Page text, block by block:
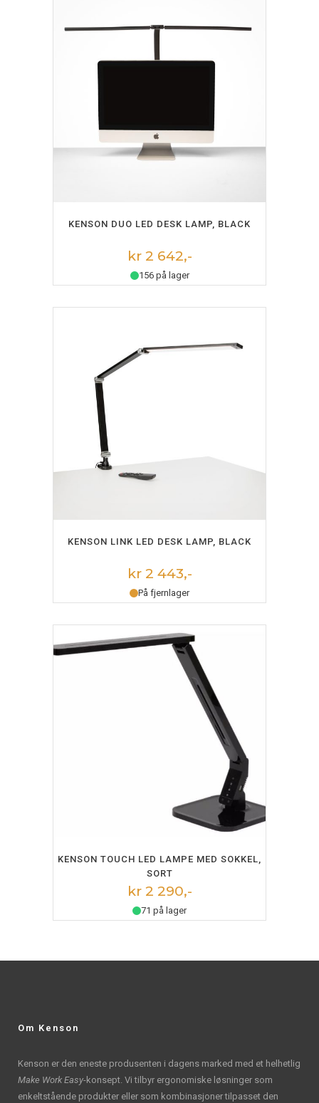
LEGG I HANDLEKURV
KENSON DUO LED DESK LAMP, BLACK
kr 2 642,-
156 på lager
LEGG I HANDLEKURV
KENSON LINK LED DESK LAMP, BLACK
kr 2 443,-
På fjernlager
LEGG I HANDLEKURV
KENSON TOUCH LED LAMPE MED SOKKEL,
SORT
kr 2 290,-
71 på lager
Om Kenson
Kenson er den eneste produsenten i dagens marked med et helhetlig
Make Work Easy-konsept. Vi tilbyr ergonomiske løsninger som
enkeltstående produkter eller som kombinasjoner tilpasset den